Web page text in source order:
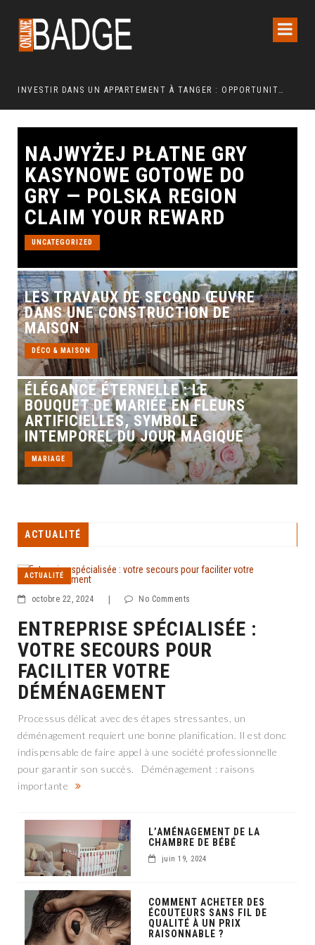
INVESTIR DANS UN APPARTEMENT À TANGER : OPPORTUNITÉS ET POINTS ESSENTIELS À CONNAÎTRE
NAJWYŻEJ PŁATNE GRY
KASYNOWE GOTOWE DO
GRY — POLSKA REGION
CLAIM YOUR REWARD
UNCATEGORIZED
LES TRAVAUX DE SECOND ŒUVRE
DANS UNE CONSTRUCTION DE
MAISON
DÉCO & MAISON
ÉLÉGANCE ÉTERNELLE : LE
BOUQUET DE MARIÉE EN FLEURS
ARTIFICIELLES, SYMBOLE
INTEMPOREL DU JOUR MAGIQUE
MARIAGE
ACTUALITÉ
ACTUALITÉ
octobre 22, 2024 No Comments
ENTREPRISE SPÉCIALISÉE :
VOTRE SECOURS POUR
FACILITER VOTRE
DÉMÉNAGEMENT
Processus délicat avec des étapes stressantes, un
déménagement requiert une bonne planification. Il est donc
indispensable de faire appel à une société professionnelle
pour garantir son succès. Déménagement : raisons
importante
L’AMÉNAGEMENT DE LA
CHAMBRE DE BÉBÉ
juin 19, 2024
COMMENT ACHETER DES
ÉCOUTEURS SANS FIL DE
QUALITÉ À UN PRIX
RAISONNABLE ?